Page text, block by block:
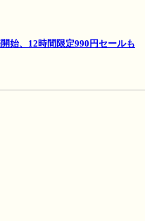
始、12時間限定990円セールも